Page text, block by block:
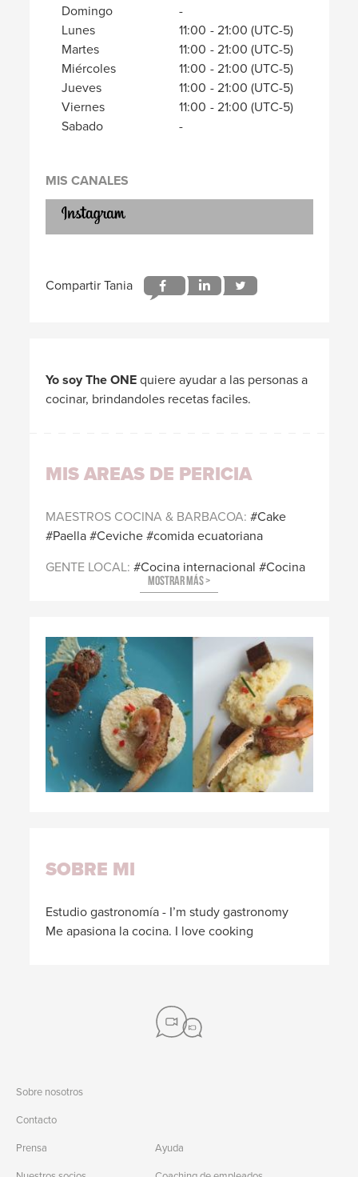
Domingo
-
Lunes
11:00 -21:00 (UTC-5)
Martes
11:00 -21:00 (UTC-5)
Miércoles
11:00 -21:00 (UTC-5)
Jueves
11:00 -21:00 (UTC-5)
Viernes
11:00 -21:00 (UTC-5)
Sabado
-
MIS CANALES
Yo soy The ONEquiere ayudar a las personas a
cocinar, brindandoles recetas faciles.
MIS AREAS DE PERICIA
MAESTROS COCINA & BARBACOA
Cake
Paella Ceviche comida ecuatoriana
GENTE LOCAL
Cocina internacional Cocina
SOBRE MI
Estudio gastronomía - I’m study gastronomy
Me apasiona la cocina. I love cooking
Sobre nosotros
Contacto
Prensa
Ayuda